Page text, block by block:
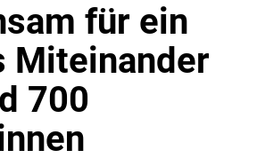
für ein
Miteinander
700